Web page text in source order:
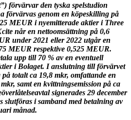
förvärvar den tyska spelstudion
förvärvas genom en köpeskilling på
MEUR i nyemitterade aktier i Three
når en nettoomsättning på 0,6
under 2021 eller 2022 utgår en
MEUR respektive 0,525 MEUR.
upp till 70 % av en eventuell
i Bolaget. I anslutning till förvärvet
totalt ca 19,8 mkr, omfattande en
samt en kvittningsemission på ca
signerades 29 december
slutföras i samband med betalning av
månad.